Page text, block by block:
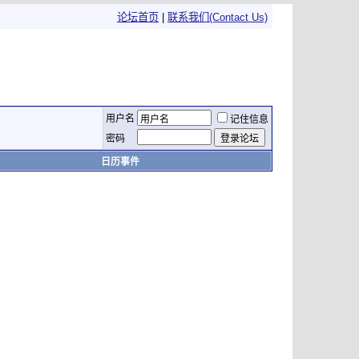
论坛首页 联系我们(Contact Us)
用户名
记住信息
密码
日历事件